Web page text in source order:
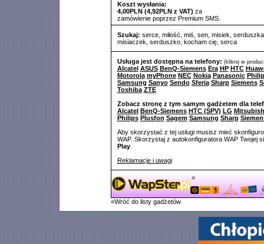
Koszt wysłania:
4,00PLN (4,92PLN z VAT) za
zamówienie poprzez Premium SMS.
Szukaj: serce, miłość miś sen, misiek serduszka
misiaczek serduszko, kocham cię, serca
Usługa jest dostępna na telefony: (kliknij w
Alcatel ASUS BenQ-Siemens Era HP HTC
Motorola myPhone NEC Nokia Panasonic
Samsung Sanyo Sendo Sferia Sharp Siemens
Toshiba ZTE
Zobacz stronę z tym samym gadżetem dla
Alcatel BenQ-Siemens HTC (SPV) LG
Philips Plusfon Sagem Samsung Sharp
Aby skorzystać z tej usługi musisz mieć
WAP. Skorzystaj z autokonfiguratora WAP Twojej
Play.
Reklamacje i uwagi
«Wróć do listy gadżetów